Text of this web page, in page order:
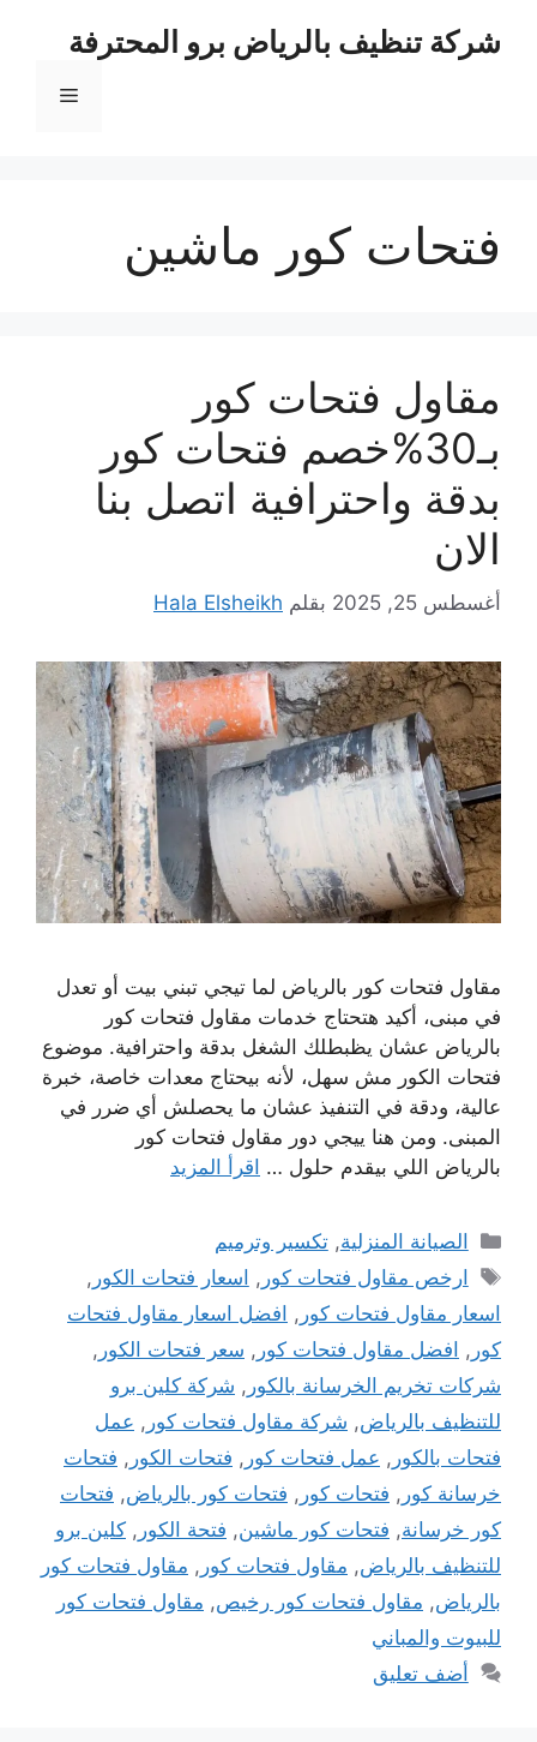
شركة تنظيف بالرياض برو المحترفة
القائمة
فتحات كور ماشين
مقاول فتحات كور
بـ30%خصم فتحات كور
بدقة واحترافية اتصل بنا
الان
أغسطس 25, 2025 بقلم Hala Elsheikh
مقاول فتحات كور بالرياض لما تيجي تبني بيت أو تعدل
في مبنى، أكيد هتحتاج خدمات مقاول فتحات كور
بالرياض عشان يظبطلك الشغل بدقة واحترافية. موضوع
فتحات الكور مش سهل، لأنه بيحتاج معدات خاصة، خبرة
عالية، ودقة في التنفيذ عشان ما يحصلش أي ضرر في
المبنى. ومن هنا ييجي دور مقاول فتحات كور
بالرياض اللي بيقدم حلول … اقرأ المزيد
التصنيفات
الصيانة المنزلية,تكسير وترميم
الوسوم
ارخص مقاول فتحات كور , اسعار فتحات الكور ,
اسعار مقاول فتحات كور , افضل اسعار مقاول فتحات
كور , افضل مقاول فتحات كور , سعر فتحات الكور ,
شركات تخريم الخرسانة بالكور , شركة كلين برو
للتنظيف بالرياض, شركة مقاول فتحات كور , عمل
فتحات بالكور , عمل فتحات كور , فتحات الكور , فتحات
خرسانة كور , فتحات كور , فتحات كور بالرياض, فتحات
كور خرسانة, فتحات كور ماشين, فتحة الكور , كلين برو
للتنظيف بالرياض, مقاول فتحات كور , مقاول فتحات كور
بالرياض, مقاول فتحات كور رخيص, مقاول فتحات كور
للبيوت والمباني
أضف تعليق